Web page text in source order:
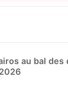
au bal des